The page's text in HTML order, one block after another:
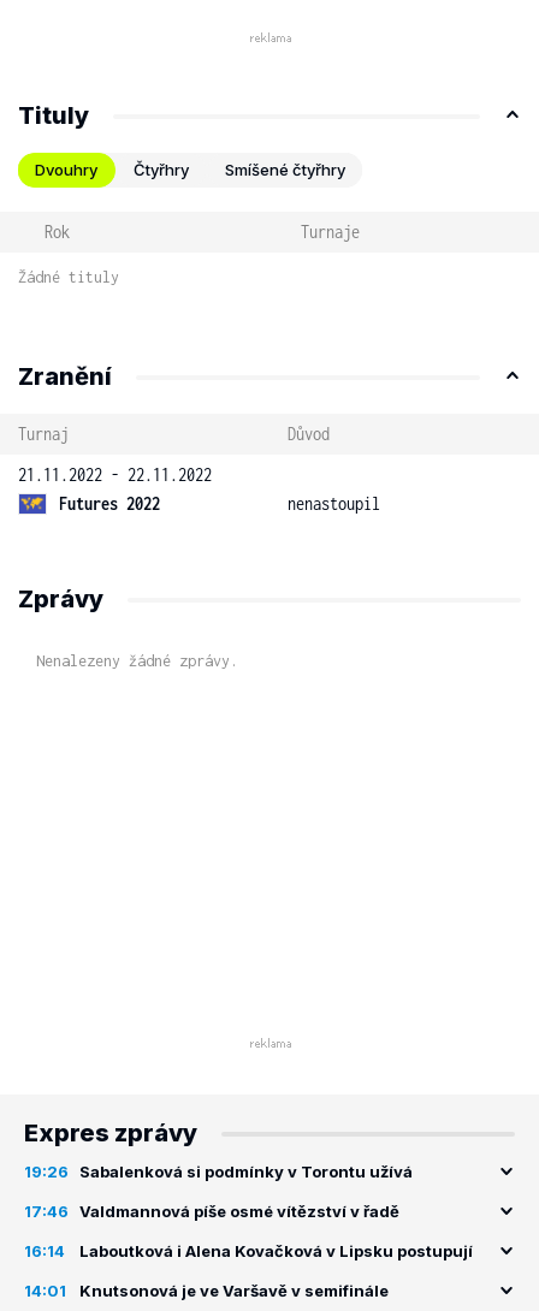
Tituly
Dvouhry Čtyřhry Smíšené čtyřhry
Rok Turnaje
Žádné tituly
Zranění
Turnaj
Důvod
21.11.2022 - 22.11.2022
Futures 2022
nenastoupil
Zprávy
Nenalezeny žádné zprávy.
Expres zprávy
19:26 Sabalenková si podmínky v Torontu užívá
17:46 Valdmannová píše osmé vítězství v řadě
16:14 Laboutková i Alena Kovačková v Lipsku postupují
14:01 Knutsonová je ve Varšavě v semifinále